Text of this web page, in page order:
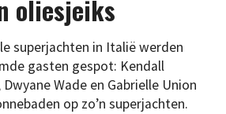
oliesjeiks
superjachten in Italië werden
gasten gespot: Kendall
Wade en Gabrielle Union
op zo’n superjachten.